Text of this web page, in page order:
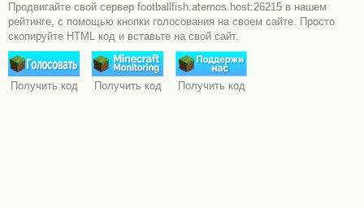
Продвигайте свой сервер footballfish.aternos.host:26215 в нашем
рейтинге, с помощью кнопки голосования на своем сайте. Просто
скопируйте HTML код и вставьте на свой сайт.
Получить код Получить код Получить код